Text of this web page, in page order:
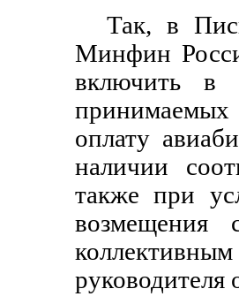
Так, в
Минфин
включить в
принимаемых
оплату
наличии
также при
возмещения
руководителя